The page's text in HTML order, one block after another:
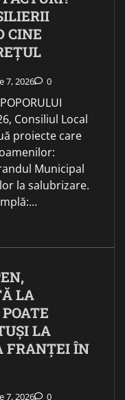
CINE
7, 2026 0
Consiliul Local
proiecte care
Municipal
la salubrizare.
LA
LA
FRANȚEI ÎN
7, 2026 0